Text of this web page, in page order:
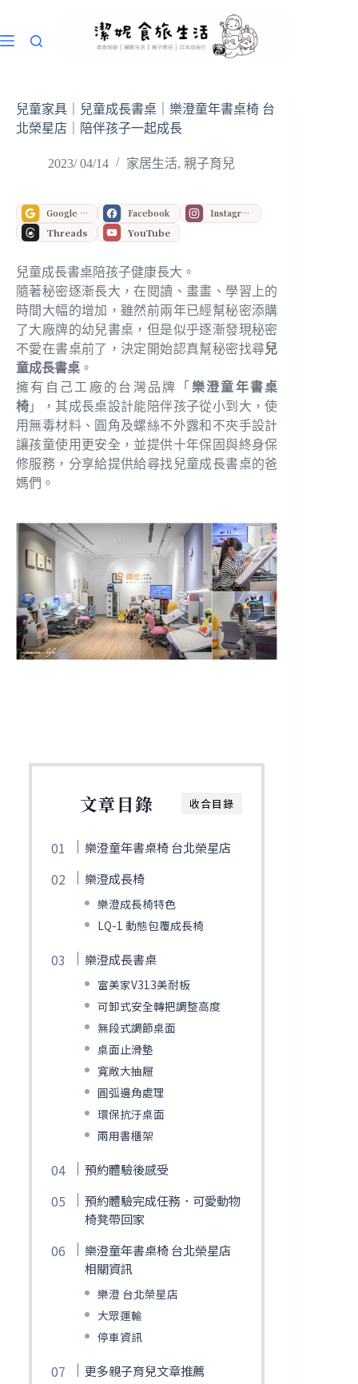
主
兒童家具｜兒童成長書桌｜樂澄童年書桌椅 台
北榮星店｜陪伴孩子一起成長
2023/ 04/14 家居生活, 親子育兒
Google 偏好來源 Facebook Instagram
Threads YouTube
兒童成長書桌陪孩子健康長大。
隨著秘密逐漸長大，在閱讀、畫畫、學習上的
時間大幅的增加，雖然前兩年已經幫秘密添購
了大廠牌的幼兒書桌，但是似乎逐漸發現秘密
不愛在書桌前了，決定開始認真幫秘密找尋兒
童成長書桌 。
擁有自己工廠的台灣品牌「 樂澄童年書桌
椅 」，其成長桌設計能陪伴孩子從小到大，使
用無毒材料、圓角及螺絲不外露和不夾手設計
讓孩童使用更安全，並提供十年保固與終身保
修服務，分享給提供給尋找兒童成長書桌的爸
媽們。
收合目錄
文章目錄
樂澄童年書桌椅 台北榮星店
樂澄成長椅
樂澄成長椅特色
LQ-1 動態包覆成長椅
樂澄成長書桌
富美家V313美耐板
可卸式安全轉把調整高度
無段式調節桌面
桌面止滑墊
寬敞大抽屜
圓弧邊角處理
環保抗汙桌面
兩用書櫃架
預約體驗後感受
預約體驗完成任務．可愛動物
椅凳帶回家
樂澄童年書桌椅 台北榮星店
相關資訊
樂澄 台北榮星店
大眾運輸
停車資訊
更多親子育兒文章推薦